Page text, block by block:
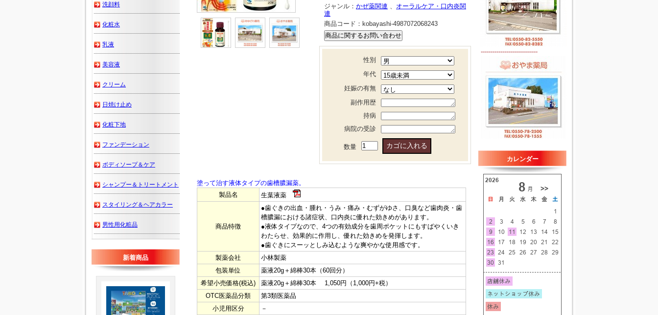
ジャンル： かぜ薬関連 、 オーラルケア・口内炎関
連
商品コード： kobayashi-4987072068243
性別
年代
妊娠の有無
副作用歴
持病
病院の受診
数量
塗って治す液体タイプの歯槽膿漏薬。
製品名
生葉液薬
商品特徴
●歯ぐきの出血・腫れ・うみ・痛み・むずがゆさ、口臭など歯肉炎・歯
槽膿漏における諸症状、口内炎に優れた効きめがあります。
●液体タイプなので、4つの有効成分を歯周ポケットにもすばやくいき
わたらせ、効果的に作用し、優れた効きめを発揮します。
●歯ぐきにスーッとしみ込むような爽やかな使用感です。
製薬会社
小林製薬
包装単位
薬液20g＋綿棒30本（60回分）
希望小売価格(税込)
薬液20g＋綿棒30本 1,050円（1,000円+税）
OTC医薬品分類
第3類医薬品
小児用区分
－
洗顔料
化粧水
乳液
美容液
クリーム
日焼け止め
化粧下地
ファンデーション
ボディソープ＆ケア
シャンプー＆トリートメント
スタイリング＆ヘアカラー
男性用化粧品
新着商品
-----------------------------
カレンダー